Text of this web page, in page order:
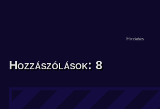
Hozzászólások: 8